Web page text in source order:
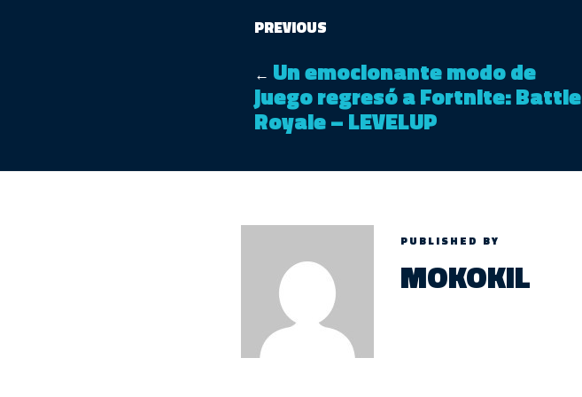
PREVIOUS
← Un emocionante modo de
juego regresó a Fortnite: Battle
Royale – LEVELUP
PUBLISHED BY
MOKOKIL